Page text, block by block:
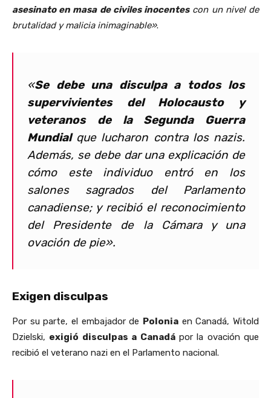
asesinato en masa de civiles inocentescon un nivel de
brutalidad y malicia inimaginable».
«Se debe una disculpa a todos los
supervivientes del Holocausto y
veteranos de la Segunda Guerra
Mundialque lucharon contra los nazis.
Además, se debe dar una explicación de
cómo este individuo entró en los
salones sagrados del Parlamento
canadiense; y recibió el reconocimiento
del Presidente de la Cámara y una
ovación de pie».
Exigen disculpas
Por su parte, el embajador de Polonia en Canadá, Witold
Dzielski, exigió disculpas a Canadápor la ovación que
recibió el veterano nazi en el Parlamento nacional.